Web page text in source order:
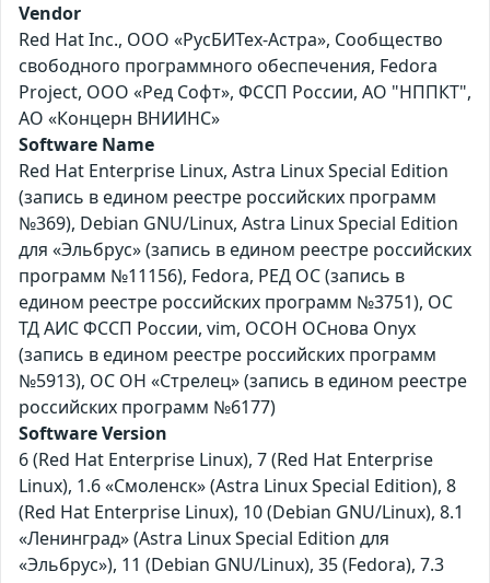
Vendor
Red Hat Inc., ООО «РусБИТех-Астра», Сообщество
свободного программного обеспечения, Fedora
Project, ООО «Ред Софт», ФССП России, АО "НППКТ",
АО «Концерн ВНИИНС»
Software Name
Red Hat Enterprise Linux, Astra Linux Special Edition
(запись в едином реестре российских программ
№369), Debian GNU/Linux, Astra Linux Special Edition
для «Эльбрус» (запись в едином реестре российских
программ №11156), Fedora, РЕД ОС (запись в
едином реестре российских программ №3751), ОС
ТД АИС ФССП России, vim, ОСОН ОСнова Оnyx
(запись в едином реестре российских программ
№5913), ОС ОН «Стрелец» (запись в едином реестре
российских программ №6177)
Software Version
6 (Red Hat Enterprise Linux), 7 (Red Hat Enterprise
Linux), 1.6 «Смоленск» (Astra Linux Special Edition), 8
(Red Hat Enterprise Linux), 10 (Debian GNU/Linux), 8.1
«Ленинград» (Astra Linux Special Edition для
«Эльбрус»), 11 (Debian GNU/Linux), 35 (Fedora), 7.3